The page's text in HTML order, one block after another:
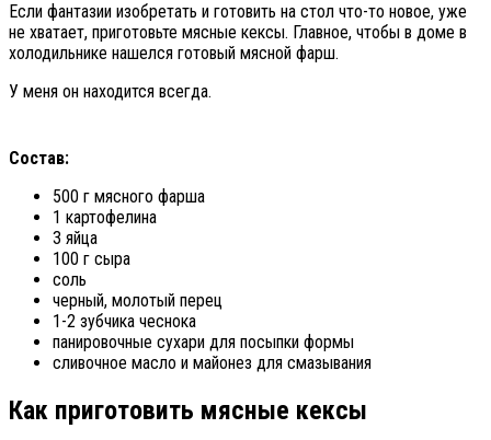
Если фантазии изобретать и готовить на стол что-то новое, уже
не хватает, приготовьте мясные кексы. Главное, чтобы в доме в
холодильнике нашелся готовый мясной фарш.
У меня он находится всегда.
Состав:
500 г мясного фарша
1 картофелина
3 яйца
100 г сыра
соль
черный, молотый перец
1-2 зубчика чеснока
панировочные сухари для посыпки формы
сливочное масло и майонез для смазывания
Как приготовить мясные кексы